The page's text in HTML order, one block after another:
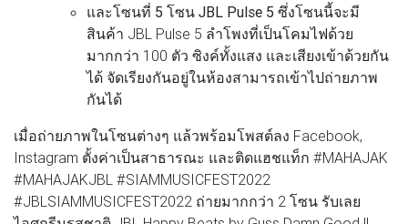
และโซนที่ 5 โซน JBL Pulse 5 ซึ่งโซนนี้จะมี
สินค้า JBL Pulse 5 ลำโพงที่เป็นโคมไฟด้วย
มากกว่า 100 ตัว ซิงค์ทั้งแสง และเสียงเข้าด้วยกัน
ได้ จัดเรียงกันอยู่ในห้องสามารถเข้าไปถ่ายภาพ
กันได้
เมื่อถ่ายภาพในโซนต่างๆ แล้วพร้อมโพสต์ลง Facebook,
Instagram ตั้งค่าเป็นสาธารณะ และติดแฮชแท็ก #MAHAJAK
#MAHAJAKJBL #SIAMMUSICFEST2022
#JBLSIAMMUSICFEST2022 ถ่ายมากกว่า 2 โซน รับเลย